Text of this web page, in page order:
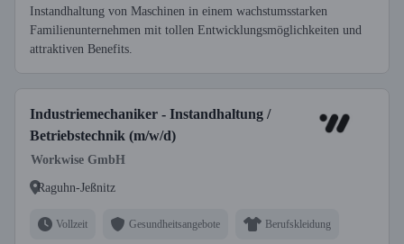
Instandhaltung von Maschinen in einem wachstumsstarken
Familienunternehmen mit tollen Entwicklungsmöglichkeiten und
attraktiven Benefits.
Industriemechaniker - Instandhaltung /
Betriebstechnik (m/w/d)
Workwise GmbH
Raguhn-Jeßnitz
Vollzeit Gesundheitsangebote Berufskleidung